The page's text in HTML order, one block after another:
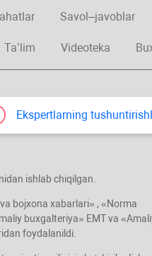
Savol–javoblar
Ta’lim Videoteka
Ekspertlarning
ishlab chiqilgan.
bojхona хabarlari» , «Norma
buхgalteriya» EMT va
foydalanildi.